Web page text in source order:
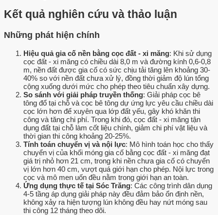
Kết quả nghiên cứu và thảo luận
Những phát hiện chính
Hiệu quả gia cố nền bằng cọc đất - xi măng: Khi sử dụng
cọc đất - xi măng có chiều dài 8,0 m và đường kính 0,6-0,8
m, nền đất được gia cố có sức chịu tải tăng lên khoảng 30-
40% so với nền đất chưa xử lý, đồng thời giảm độ lún tổng
cộng xuống dưới mức cho phép theo tiêu chuẩn xây dựng.
So sánh với giải pháp truyền thống: Giải pháp cọc bê
tông đổ tại chỗ và cọc bê tông dự ứng lực yêu cầu chiều dài
cọc lớn hơn để xuyên qua lớp đất yếu, gây khó khăn thi
công và tăng chi phí. Trong khi đó, cọc đất - xi măng tận
dụng đất tại chỗ làm cốt liệu chính, giảm chi phí vật liệu và
thời gian thi công khoảng 20-25%.
Tính toán chuyển vị và nội lực: Mô hình toán học cho thấy
chuyển vị của khối móng gia cố bằng cọc đất - xi măng đạt
giá trị nhỏ hơn 21 cm, trong khi nền chưa gia cố có chuyển
vị lớn hơn 40 cm, vượt quá giới hạn cho phép. Nội lực trong
cọc và mô men uốn đều nằm trong giới hạn an toàn.
Ứng dụng thực tế tại Sóc Trăng: Các công trình dân dụng
4-5 tầng áp dụng giải pháp này đều đảm bảo ổn định nền,
không xảy ra hiện tượng lún không đều hay nứt móng sau
thi công 12 tháng theo dõi.